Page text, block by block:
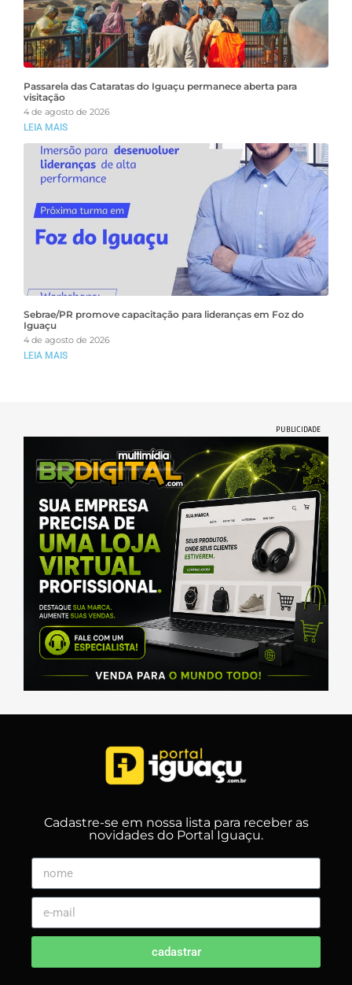
Passarela das Cataratas do Iguaçu permanece aberta para
visitação
4 de agosto de 2026
LEIA MAIS
Sebrae/PR promove capacitação para lideranças em Foz do
Iguaçu
4 de agosto de 2026
LEIA MAIS
PUBLICIDADE
Cadastre-se em nossa lista para receber as
novidades do Portal Iguaçu.
cadastrar